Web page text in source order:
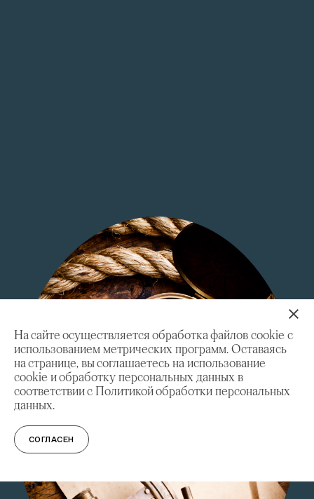
На сайте осуществляется обработка файлов cookie с
использованием метрических программ. Оставаясь
на странице, вы соглашаетесь на использование
cookie и обработку персональных данных в
соответствии с Политикой обработки персональных
данных.
СОГЛАСЕН